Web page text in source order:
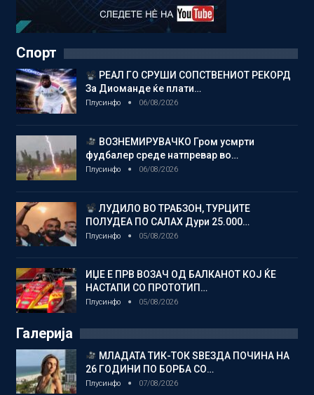
Спорт
РЕАЛ ГО СРУШИ СОПСТВЕНИОТ РЕКОРД
За Диоманде ќе плати…
Плусинфо 06/08/2026
ВОЗНЕМИРУВАЧКО Гром усмрти
фудбалер среде натпревар во…
Плусинфо 06/08/2026
ЛУДИЛО ВО ТРАБЗОН, ТУРЦИТЕ
ПОЛУДЕА ПО САЛАХ Дури 25.000…
Плусинфо 05/08/2026
ИЏЕ Е ПРВ ВОЗАЧ ОД БАЛКАНОТ КОЈ ЌЕ
НАСТАПИ СО ПРОТОТИП…
Плусинфо 05/08/2026
Галерија
МЛАДАТА ТИК-ТОК ЅВЕЗДА ПОЧИНА НА
26 ГОДИНИ ПО БОРБА СО…
Плусинфо 07/08/2026